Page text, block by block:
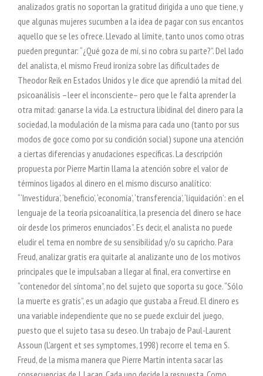
analizados gratis no soportan la gratitud dirigida a uno que tiene, y
que algunas mujeres sucumben a la idea de pagar con sus encantos
aquello que se les ofrece. Llevado al límite, tanto unos como otras
pueden preguntar: “¿Qué goza de mí, si no cobra su parte?”. Del lado
del analista, el mismo Freud ironiza sobre las dificultades de
Theodor Reik en Estados Unidos y le dice que aprendió la mitad del
psicoanálisis –leer el inconsciente– pero que le falta aprender la
otra mitad: ganarse la vida. La estructura libidinal del dinero para la
sociedad, la modulación de la misma para cada uno (tanto por sus
modos de goce como por su condición social) supone una atención
a ciertas diferencias y anudaciones específicas. La descripción
propuesta por Pierre Martin llama la atención sobre el valor de
términos ligados al dinero en el mismo discurso analítico:
“‘Investidura’, ‘beneficio’, ‘economía’, ‘transferencia’, ‘liquidación’: en el
lenguaje de la teoría psicoanalítica, la presencia del dinero se hace
oír desde los primeros enunciados”. Es decir, el analista no puede
eludir el tema en nombre de su sensibilidad y/o su capricho. Para
Freud, analizar gratis era quitarle al analizante uno de los motivos
principales que le impulsaban a llegar al final, era convertirse en
“contenedor del síntoma”, no del sujeto que soporta su goce. “Sólo
la muerte es gratis”, es un adagio que gustaba a Freud. El dinero es
una variable independiente que no se puede excluir del juego,
puesto que el sujeto tasa su deseo. Un trabajo de Paul-Laurent
Assoun (L’argent et ses symptomes, 1998) recorre el tema en S.
Freud, de la misma manera que Pierre Martin intenta sacar las